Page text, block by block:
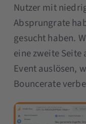
Nutzer mit
Absprungrate
gesucht haben.
eine zweite
Event auslösen,
Bouncerate